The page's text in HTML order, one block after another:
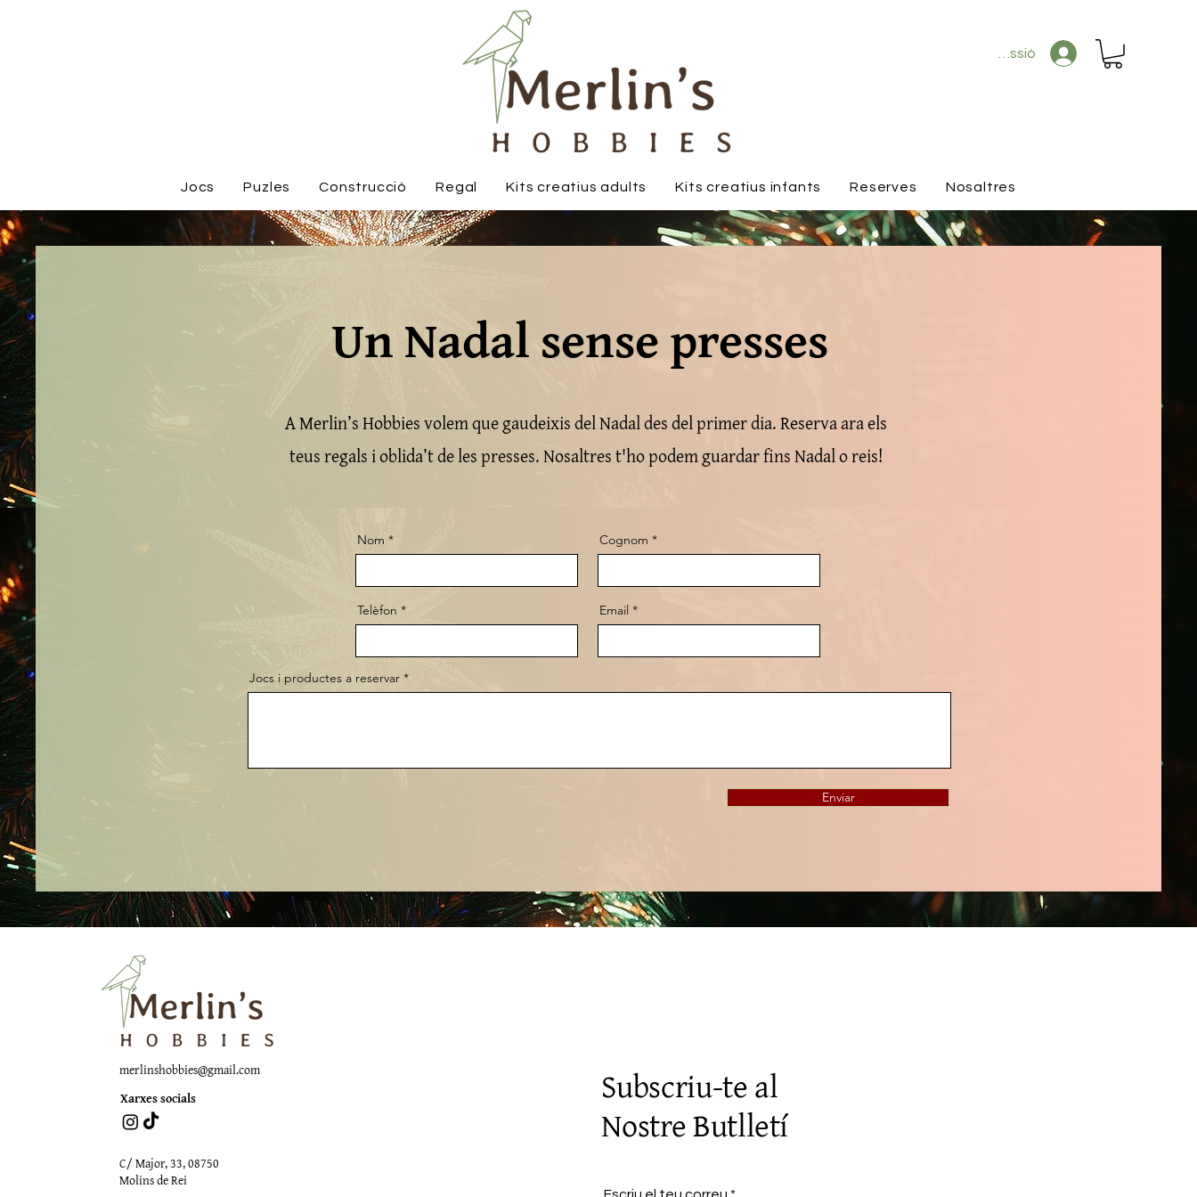
Inicia la sessió
Jocs Puzles Construcció Regal Kits creatius adults Kits creatius infants Reserves Nosaltres
Un Nadal sense presses
A Merlin’s Hobbies volem que gaudeixis del Nadal des del primer dia. Reserva ara els
teus regals i oblida’t de les presses. Nosaltres t'ho podem guardar fins Nadal o reis!
Nom Cognom
Telèfon Email
Jocs i productes a reservar
Enviar
merlinshobbies@gmail.com
Xarxes socials
C/ Major, 33, 08750
Molins de Rei
Subscriu-te al
Nostre Butlletí